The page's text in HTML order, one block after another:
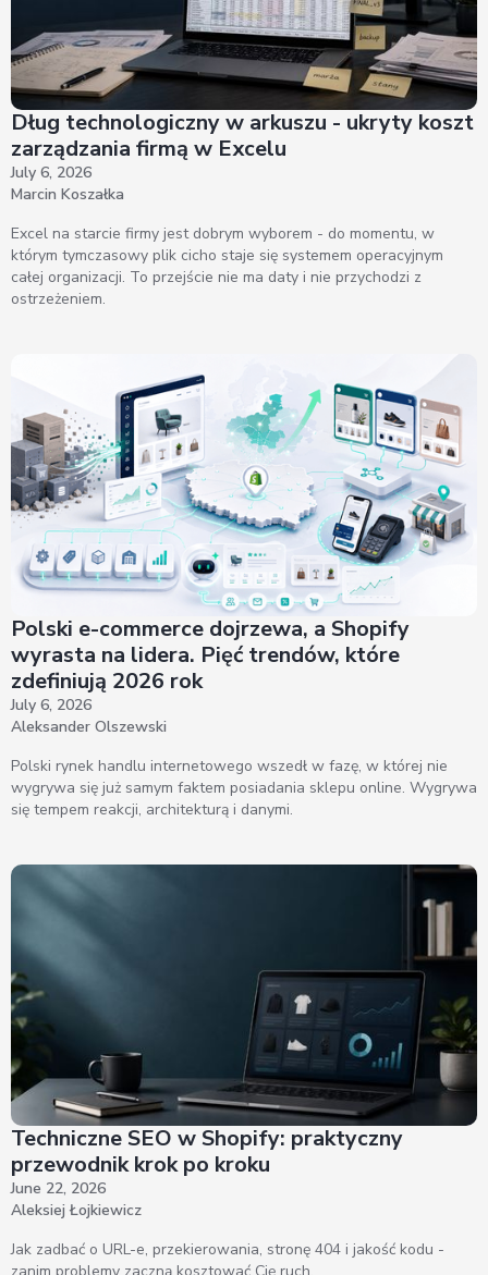
Dług technologiczny w arkuszu - ukryty koszt
zarządzania firmą w Excelu
July 6, 2026
Marcin Koszałka
Excel na starcie firmy jest dobrym wyborem - do momentu, w
którym tymczasowy plik cicho staje się systemem operacyjnym
całej organizacji. To przejście nie ma daty i nie przychodzi z
ostrzeżeniem.
Polski e-commerce dojrzewa, a Shopify
wyrasta na lidera. Pięć trendów, które
zdefiniują 2026 rok
July 6, 2026
Aleksander Olszewski
Polski rynek handlu internetowego wszedł w fazę, w której nie
wygrywa się już samym faktem posiadania sklepu online. Wygrywa
się tempem reakcji, architekturą i danymi.
Techniczne SEO w Shopify: praktyczny
przewodnik krok po kroku
June 22, 2026
Aleksiej Łojkiewicz
Jak zadbać o URL-e, przekierowania, stronę 404 i jakość kodu -